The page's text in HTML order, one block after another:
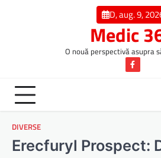
D, aug. 9,
Medic
O nouă perspectivă asupra
Facebook
DIVERSE
Erecfuryl Prospect: